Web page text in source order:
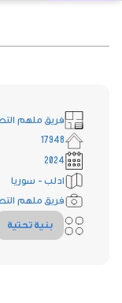
فريق ملهم
17948
2024
ادلب - سوريا
فريق ملهم
بنية تحتية